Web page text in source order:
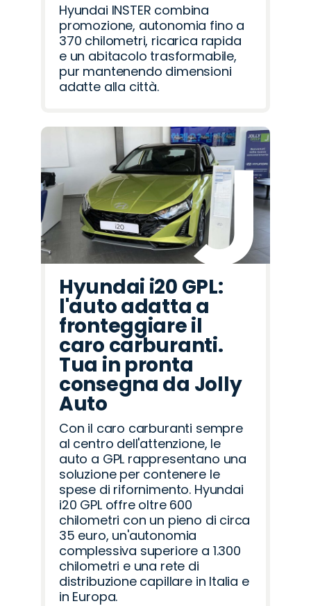
Hyundai INSTER combina
promozione, autonomia fino a
370 chilometri, ricarica rapida
e un abitacolo trasformabile,
pur mantenendo dimensioni
adatte alla città.
Hyundai i20 GPL:
l'auto adatta a
fronteggiare il
caro carburanti.
Tua in pronta
consegna da Jolly
Auto
Con il caro carburanti sempre
al centro dell'attenzione, le
auto a GPL rappresentano una
soluzione per contenere le
spese di rifornimento. Hyundai
i20 GPL offre oltre 600
chilometri con un pieno di circa
35 euro, un'autonomia
complessiva superiore a 1.300
chilometri e una rete di
distribuzione capillare in Italia e
in Europa.